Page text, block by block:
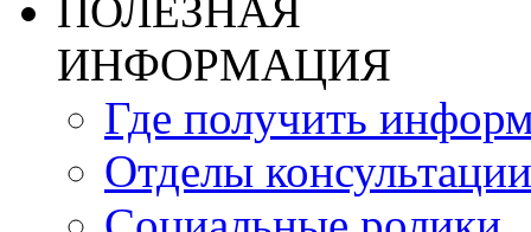
ПОЛЕЗНАЯ
ИНФОРМАЦИЯ
Где получить
Отделы консультации